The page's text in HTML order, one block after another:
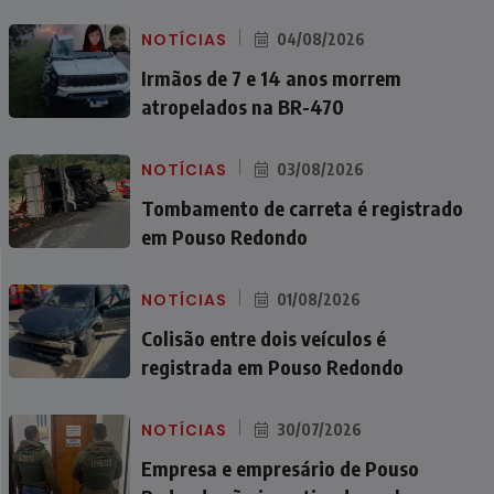
NOTÍCIAS 04/08/2026
Irmãos de 7 e 14 anos morrem
atropelados na BR-470
NOTÍCIAS 03/08/2026
Tombamento de carreta é registrado
em Pouso Redondo
NOTÍCIAS 01/08/2026
Colisão entre dois veículos é
registrada em Pouso Redondo
NOTÍCIAS 30/07/2026
Empresa e empresário de Pouso